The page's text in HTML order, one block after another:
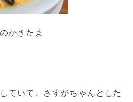
かきたま
ていて、さすがちゃんとした